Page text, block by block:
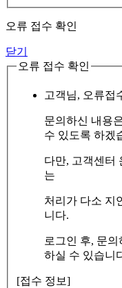
오류 접수 확인
닫기
오류 접수 확인
고객님, 오류접
문의하신 내용
수 있도록 하겠
다만, 고객센터
는
처리가 다소 지
니다.
로그인 후, 문
하실 수 있습니
[접수 정보]